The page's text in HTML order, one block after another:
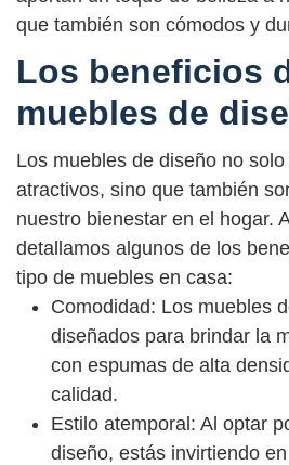
que también son cómodos y
Los beneficios
muebles de
Los muebles de diseño no
atractivos, sino que también
nuestro bienestar en el hogar.
detallamos algunos de los
tipo de muebles en casa:
Comodidad: Los muebles
diseñados para brindar la
con espumas de alta
calidad.
Estilo atemporal: Al optar
diseño, estás invirtiendo